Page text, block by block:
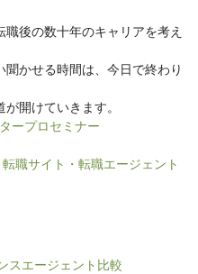
後の数十年のキャリアを考え
聞かせる時間は、今日で終わり
開けていきます。
ープロセミナー
職サイト・転職エージェント
スエージェント比較